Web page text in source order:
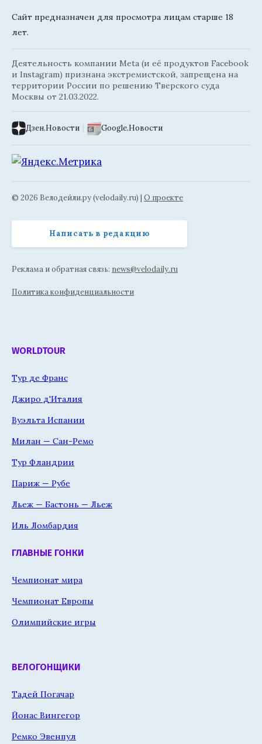
Сайт предназначен для просмотра лицам старше 18
лет.
Деятельность компании Meta (и её продуктов Facebook
и Instagram) признана экстремистской, запрещена на
территории России по решению Тверского суда
Москвы от 21.03.2022.
Дзен.Новости | Google.Новости
© 2026 Велодейли.ру (velodaily.ru) | О проекте
Написать в редакцию
Реклама и обратная связь: news@velodaily.ru
Политика конфиденциальности
WORLDTOUR
Тур де Франс
Джиро д'Италия
Вуэльта Испании
Милан — Сан-Ремо
Тур Фландрии
Париж — Рубе
Льеж — Бастонь — Льеж
Иль Ломбардия
ГЛАВНЫЕ ГОНКИ
Чемпионат мира
Чемпионат Европы
Олимпийские игры
ВЕЛОГОНЩИКИ
Тадей Погачар
Йонас Вингегор
Ремко Эвенпул